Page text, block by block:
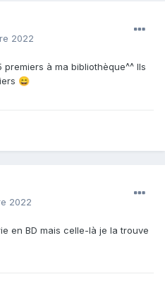
2022
à ma bibliothèque^^ Ils
😄
2022
en BD mais celle-là je la trouve